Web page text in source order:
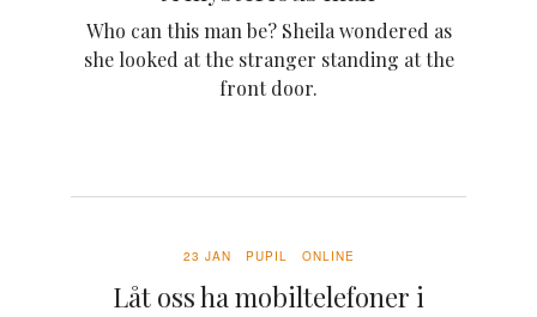
Who can this man be? Sheila wondered as
she looked at the stranger standing at the
front door.
23 JAN PUPIL ONLINE
Låt oss ha mobiltelefoner i